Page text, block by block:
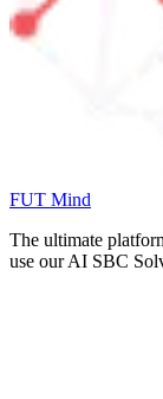
FUT Mind
The ultimate
use our AI SBC